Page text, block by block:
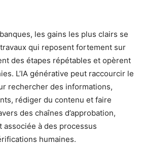
les gains les plus clairs se
qui reposent fortement sur
des étapes répétables et opèrent
L’IA générative peut raccourcir le
rechercher des informations,
rédiger du contenu et faire
des chaînes d’approbation,
associée à des processus
humaines.